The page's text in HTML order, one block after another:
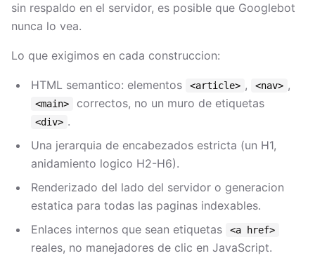
sin respaldo en el servidor, es posible que Googlebot
nunca lo vea.
Lo que exigimos en cada construccion:
HTML semantico: elementos <article> , <nav> ,
<main> correctos, no un muro de etiquetas
<div> .
Una jerarquia de encabezados estricta (un H1,
anidamiento logico H2-H6).
Renderizado del lado del servidor o generacion
estatica para todas las paginas indexables.
Enlaces internos que sean etiquetas
<a href>
reales, no manejadores de clic en JavaScript.